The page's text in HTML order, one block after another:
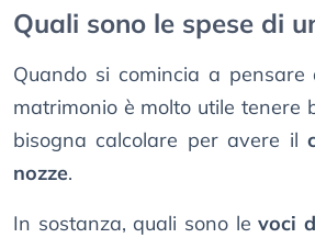
Quali sono le spese di
Quando si comincia a pensare
matrimonio è molto utile tenere
bisogna calcolare per avere il
nozze.
In sostanza, quali sono levoci